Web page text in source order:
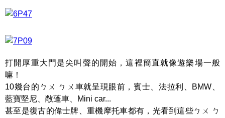
打開厚重大門是尖叫聲的開始，這裡簡直就像遊樂場一般
嘛！
10幾台的ㄅㄨ ㄅㄨ車就呈現眼前，賓士、法拉利、BMW、
藍寶堅尼、敞蓬車、Mini car...
甚至是復古的偉士牌、重機摩托車都有，光看到這些ㄅㄨ ㄅ